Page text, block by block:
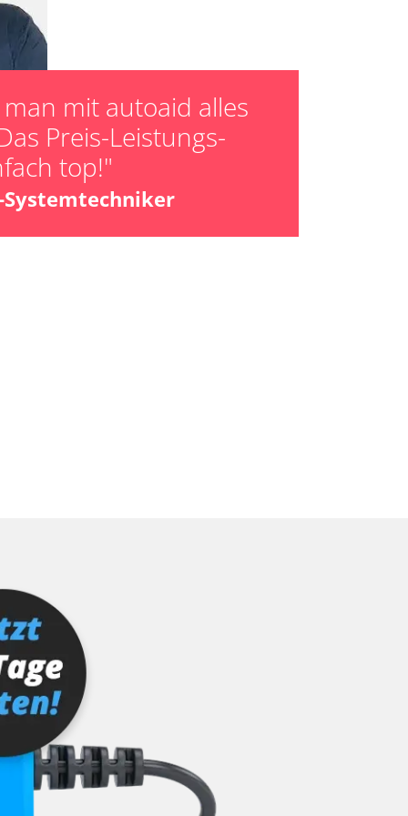
Anpassungen
mit autoaid alles
Preis-Leistungs-
top!"
Systemtechniker